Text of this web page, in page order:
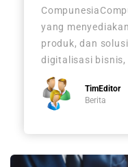
yang
produk, dan
digitalisasi bisnis,
TimEditor
Berita